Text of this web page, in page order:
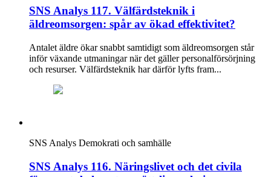
SNS Analys 117. Välfärdsteknik i
äldreomsorgen: spår av ökad effektivitet?
Antalet äldre ökar snabbt samtidigt som äldreomsorgen står
inför växande utmaningar när det gäller personalförsörjning
och resurser. Välfärdsteknik har därför lyfts fram...
SNS Analys Demokrati och samhälle
SNS Analys 116. Näringslivet och det civila